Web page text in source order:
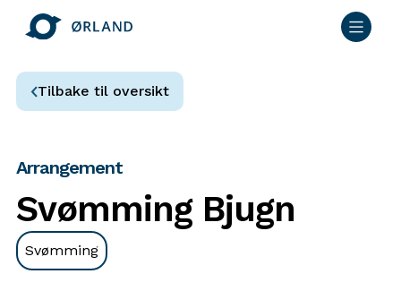
Tilbake til oversikt
Arrangement
Svømming Bjugn
Svømming